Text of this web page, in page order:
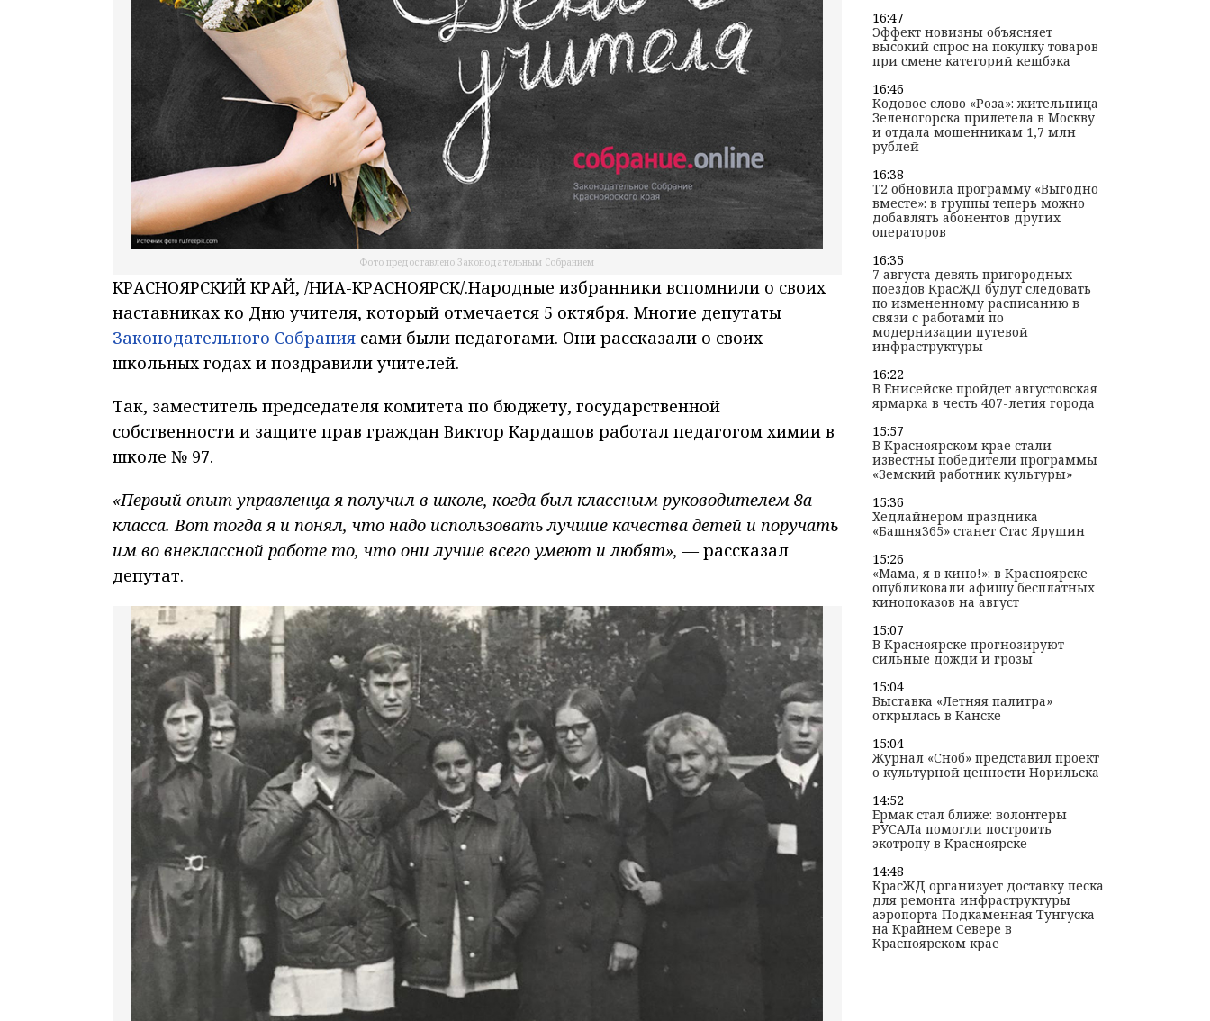
Фото предоставлено Законодательным Собранием
КРАСНОЯРСКИЙ КРАЙ, /НИА-КРАСНОЯРСК/.Народные избранники вспомнили о своих
наставниках ко Дню учителя, который отмечается 5 октября. Многие депутаты
Законодательного Cобрания сами были педагогами. Они рассказали о своих
школьных годах и поздравили учителей.
Так, заместитель председателя комитета по бюджету, государственной
собственности и защите прав граждан Виктор Кардашов работал педагогом химии в
школе № 97.
«Первый опыт управленца я получил в школе, когда был классным руководителем 8а
класса. Вот тогда я и понял, что надо использовать лучшие качества детей и поручать
им во внеклассной работе то, что они лучше всего умеют и любят»,—рассказал
депутат.
16:47
Эффект новизны объясняет
высокий спрос на покупку товаров
при смене категорий кешбэка
16:46
Кодовое слово «Роза»: жительница
Зеленогорска прилетела в Москву
и отдала мошенникам 1,7 млн
рублей
16:38
T2 обновила программу «Выгодно
вместе»: в группы теперь можно
добавлять абонентов других
операторов
16:35
7 августа девять пригородных
поездов КрасЖД будут следовать
по измененному расписанию в
связи с работами по
модернизации путевой
инфраструктуры
16:22
В Енисейске пройдет августовская
ярмарка в честь 407-летия города
15:57
В Красноярском крае стали
известны победители программы
«Земский работник культуры»
15:36
Хедлайнером праздника
«Башня365» станет Стас Ярушин
15:26
«Мама, я в кино!»: в Красноярске
опубликовали афишу бесплатных
кинопоказов на август
15:07
В Красноярске прогнозируют
сильные дожди и грозы
15:04
Выставка «Летняя палитра»
открылась в Канске
15:04
Журнал «Сноб» представил проект
о культурной ценности Норильска
14:52
Ермак стал ближе: волонтеры
РУСАЛа помогли построить
экотропу в Красноярске
14:48
КрасЖД организует доставку песка
для ремонта инфраструктуры
аэропорта Подкаменная Тунгуска
на Крайнем Севере в
Красноярском крае